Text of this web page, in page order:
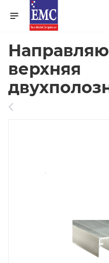
верхняя